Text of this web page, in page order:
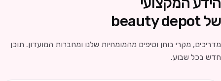
של beauty depot
מדריכים, מקרי בוחן וטיפים מהמומחיות שלנו ומחברות המועדון. תוכן
חדש בכל שבוע.